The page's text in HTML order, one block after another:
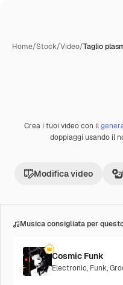
Home/Stock/Video/Taglio
Premium
Crea i tuoi video con il
doppiaggi usando il
Modifica video
Musica consigliata per
Cosmic Funk
Electronic, Funk,